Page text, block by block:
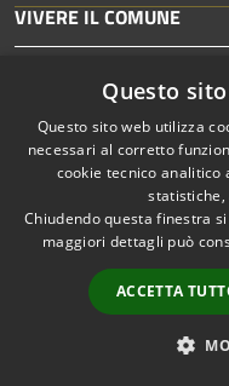
VIVERE IL COMUNE
Eventi
CONTATTI
Comune di Tarcento
Piazza Roma, 7 33017
Codice Fiscale:
Questo
Questo sito web utilizza
necessari al corretto
cookie tecnico
statistiche,
Chiudendo questa finestra
maggiori dettagli può
ACCETTA